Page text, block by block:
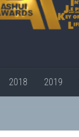
2018 2019